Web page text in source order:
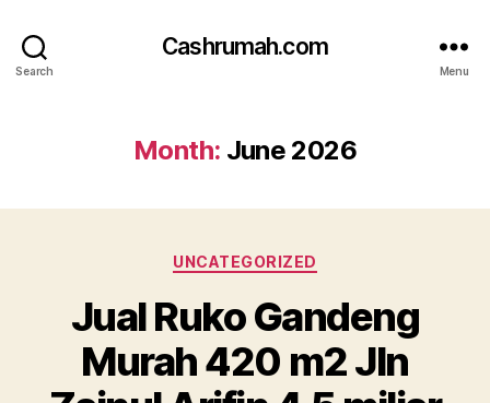
Search
Cashrumah.com
Menu
Month: June 2026
Categories
UNCATEGORIZED
Jual Ruko Gandeng
Murah 420 m2 Jln